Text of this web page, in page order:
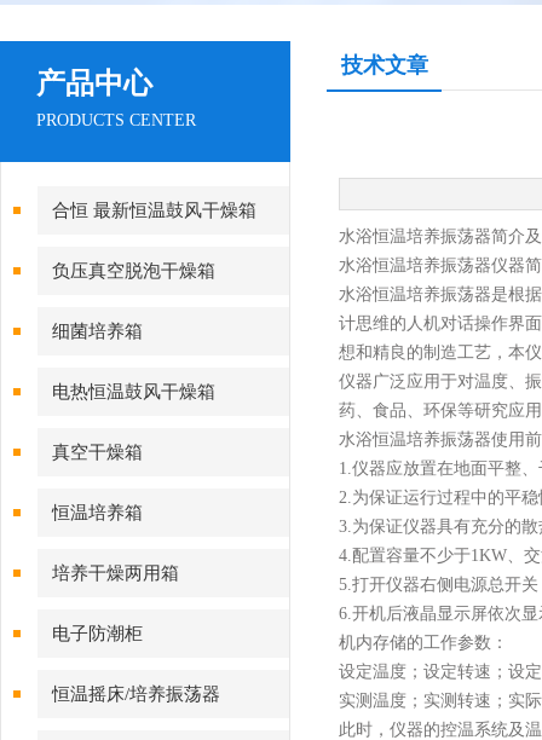
产品中心
PRODUCTS CENTER
合恒 最新恒温鼓风干燥箱
负压真空脱泡干燥箱
细菌培养箱
电热恒温鼓风干燥箱
真空干燥箱
恒温培养箱
培养干燥两用箱
电子防潮柜
恒温摇床/培养振荡器
技术文章
水浴恒温培养振荡器简介
水浴恒温培养振荡器仪器
水浴恒温培养振荡器是根
计思维的人机对话操作界
想和精良的制造工艺，本
仪器广泛应用于对温度、
药、食品、环保等研究应
水浴恒温培养振荡器使用
1.仪器应放置在地面平整
2.为保证运行过程中的平
3.为保证仪器具有充分的
4.配置容量不少于1KW、
5.打开仪器右侧电源总开
6.开机后液晶显示屏依次显
机内存储的工作参数：
设定温度；设定转速；设
实测温度；实测转速；实
此时，仪器的控温系统及